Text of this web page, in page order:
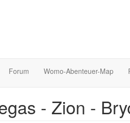
Forum Womo-Abenteuer-Map
- Zion -